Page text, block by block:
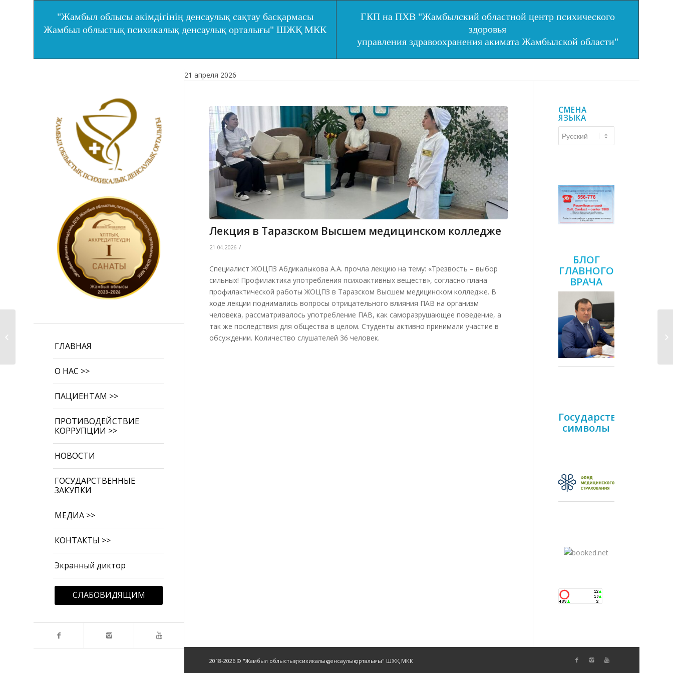
"Жамбыл облысы әкімдігінің денсаулық сақтау басқармасы
Жамбыл облыстық психикалық денсаулық орталығы" ШЖҚ МКК
ГКП на ПХВ "Жамбылский областной центр психического
здоровья
управления здравоохранения акимата Жамбылской области"
ГЛАВНАЯ
О НАС >>
ПАЦИЕНТАМ >>
ПРОТИВОДЕЙСТВИЕ
КОРРУПЦИИ >>
НОВОСТИ
ГОСУДАРСТВЕННЫЕ
ЗАКУПКИ
МЕДИА >>
КОНТАКТЫ >>
Экранный диктор
СЛАБОВИДЯЩИМ
21 апреля 2026
Лекция в Таразском Высшем медицинском колледже
21.04.2026 /
Специалист ЖОЦПЗ Абдикалыкова А.А. прочла лекцию на тему: «Трезвость – выбор
сильных! Профилактика употребления психоактивных веществ», согласно плана
профилактической работы ЖОЦПЗ в Таразском Высшем медицинском колледже. В
ходе лекции поднимались вопросы отрицательного влияния ПАВ на организм
человека, рассматривалось употребление ПАВ, как саморазрушающее поведение, а
так же последствия для общества в целом. Студенты активно принимали участие в
обсуждении. Количество слушателей 36 человек.
СМЕНА
ЯЗЫКА
языка
БЛОГ
ГЛАВНОГО
ВРАЧА
Государственные
символы
2018-2026 © "Жамбыл облыстық психикалық денсаулық орталығы" ШЖҚ МКК
Встреча в